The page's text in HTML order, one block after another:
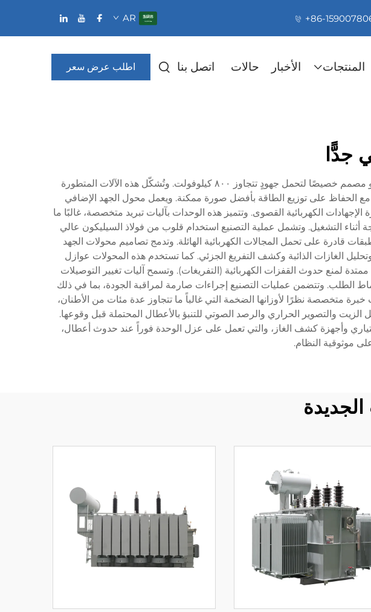
+86-
AR
المنتجات الأخبار حالات اتصل بنا اطلب عرض سعر
جدًّا
يمثل محول الجهد الإضافي العالي أحد أكثر المكونات حيويةً في أنظمة الطاقة الكهربائية الحديثة، وهو مصمم خصيصًا لتحمل جهودٍ تتجاوز ٨٠٠ كيلوفولت. وتُشكّل هذه الآلات المتطورة
الحفاظ على توزيع الطاقة بأفضل صورة ممكنة. ويعمل محول الجهد الإضافي
الكهربائية القصوى. وتتميز هذه الوحدات بآليات تبريد متخصصة، غالبًا ما
أثناء التشغيل. وتشمل عملية التصنيع استخدام قلوب من فولاذ السيليكون عالي
قادرة على تحمل المجالات الكهربائية الهائلة. وتدمج تصاميم محولات الجهد
الغازات الذائبة وكشف التفريغ الجزئي. كما تستخدم هذه المحولات عوازل
لمنع حدوث القفزات الكهربائية (التفريغات). وتسمح آليات تغيير التوصيلات
الطلب. وتتضمن عمليات التصنيع إجراءات صارمة لمراقبة الجودة، بما في ذلك
متخصصة نظرًا لأوزانها الضخمة التي غالباً ما تتجاوز عدة مئات من الأطنان،
الزيت والتصوير الحراري والرصد الصوتي للتنبؤ بالأعطال المحتملة قبل وقوعها.
وأجهزة كشف الغاز، والتي تعمل على عزل الوحدة فوراً عند حدوث أعطال،
موثوقية النظام.